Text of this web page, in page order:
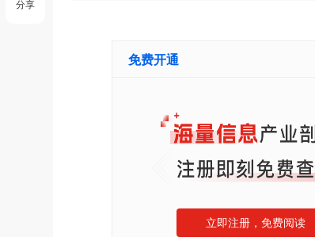
免费开通
立即注册，免费阅读
分享